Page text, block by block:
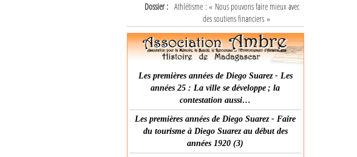
Dossier : Athlétisme : « Nous pouvons faire mieux avec
des soutiens financiers »
Les premières années de Diego Suarez - Les
années 25 : La ville se développe ; la
contestation aussi…
Les premières années de Diego Suarez - Faire
du tourisme à Diego Suarez au début des
années 1920 (3)